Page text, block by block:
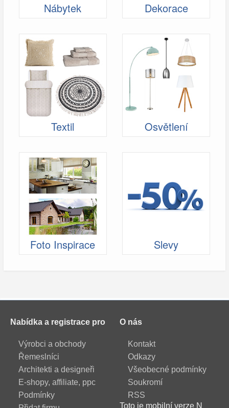
Nábytek Dekorace
Textil Osvětlení
Foto Inspirace Slevy
Nabídka a registrace pro
Výrobci a obchody
Řemeslníci
Architekti a designeři
E-shopy, affiliate, ppc
Podmínky
O nás
Kontakt
Odkazy
Všeobecné podmínky
Soukromí
RSS
Toto je mobilní verze N